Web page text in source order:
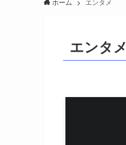
ホーム エンタメ
エンタメ